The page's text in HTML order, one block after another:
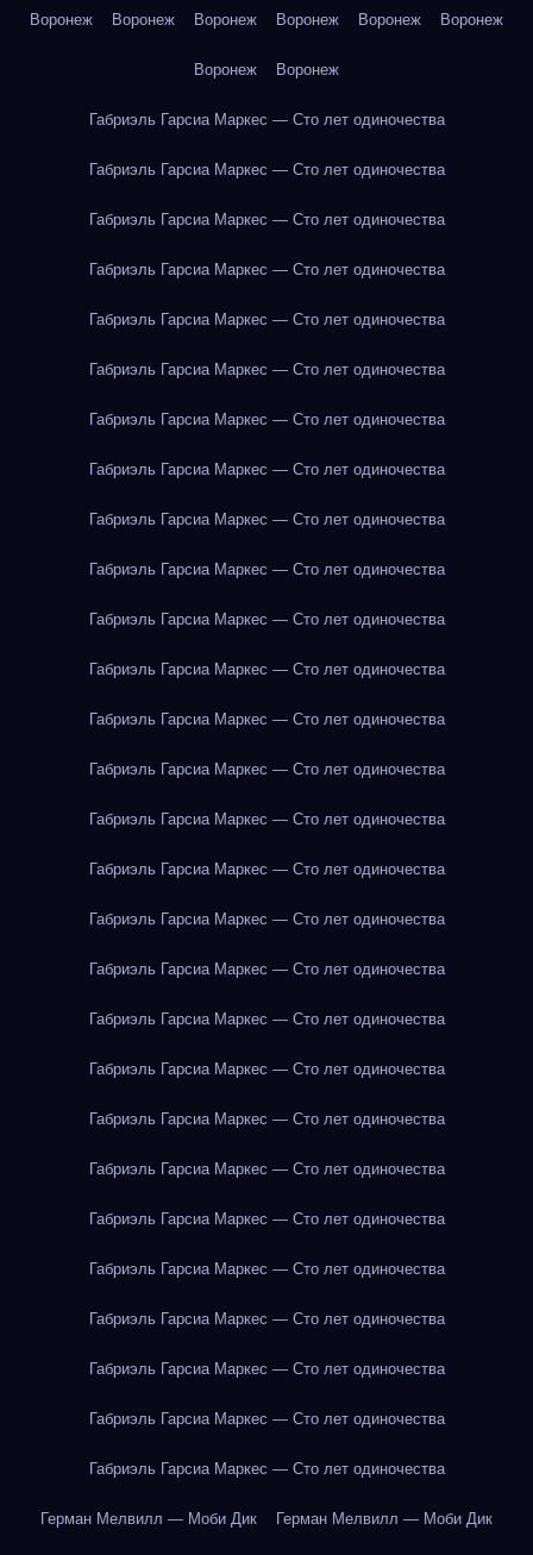
Воронеж Воронеж Воронеж Воронеж Воронеж Воронеж
Воронеж Воронеж
Габриэль Гарсиа Маркес — Сто лет одиночества
Габриэль Гарсиа Маркес — Сто лет одиночества
Габриэль Гарсиа Маркес — Сто лет одиночества
Габриэль Гарсиа Маркес — Сто лет одиночества
Габриэль Гарсиа Маркес — Сто лет одиночества
Габриэль Гарсиа Маркес — Сто лет одиночества
Габриэль Гарсиа Маркес — Сто лет одиночества
Габриэль Гарсиа Маркес — Сто лет одиночества
Габриэль Гарсиа Маркес — Сто лет одиночества
Габриэль Гарсиа Маркес — Сто лет одиночества
Габриэль Гарсиа Маркес — Сто лет одиночества
Габриэль Гарсиа Маркес — Сто лет одиночества
Габриэль Гарсиа Маркес — Сто лет одиночества
Габриэль Гарсиа Маркес — Сто лет одиночества
Габриэль Гарсиа Маркес — Сто лет одиночества
Габриэль Гарсиа Маркес — Сто лет одиночества
Габриэль Гарсиа Маркес — Сто лет одиночества
Габриэль Гарсиа Маркес — Сто лет одиночества
Габриэль Гарсиа Маркес — Сто лет одиночества
Габриэль Гарсиа Маркес — Сто лет одиночества
Габриэль Гарсиа Маркес — Сто лет одиночества
Габриэль Гарсиа Маркес — Сто лет одиночества
Габриэль Гарсиа Маркес — Сто лет одиночества
Габриэль Гарсиа Маркес — Сто лет одиночества
Габриэль Гарсиа Маркес — Сто лет одиночества
Габриэль Гарсиа Маркес — Сто лет одиночества
Габриэль Гарсиа Маркес — Сто лет одиночества
Габриэль Гарсиа Маркес — Сто лет одиночества
Герман Мелвилл — Моби Дик Герман Мелвилл — Моби Дик